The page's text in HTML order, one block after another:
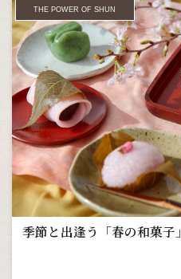
THE POWER OF SHUN
季節と出逢う「春の和菓子」